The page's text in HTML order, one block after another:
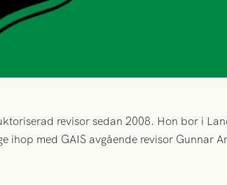
revisor sedan 2008. Hon bor i
med GAIS avgående revisor Gunnar